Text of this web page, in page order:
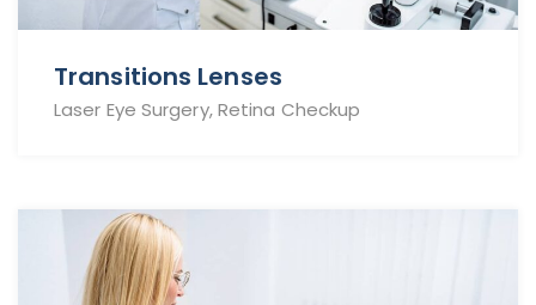
Transitions Lenses
Laser Eye Surgery, Retina Checkup